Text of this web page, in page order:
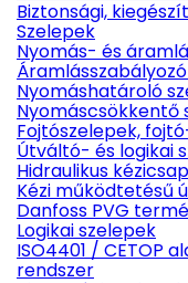
Biztonsági,
Szelepek
Nyomás- és
Nyomáshatároló
Nyomáscsökkentő
Fojtószelepek,
Útváltó- és logikai
Hidraulikus
Kézi működtetésű
Danfoss PVG
Logikai szelepek
ISO4401 / CETOP
rendszer